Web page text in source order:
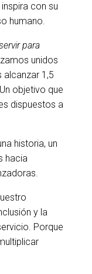
con su
humano.
para
unidos
1,5
objetivo que
dispuestos a
historia, un
hacia
y la
Porque